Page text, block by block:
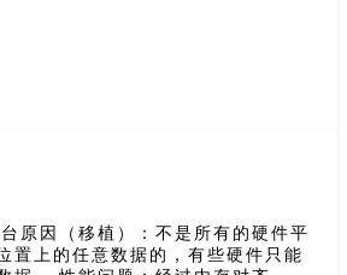
原因（移植）：不是所有的硬件平
置上的任意数据的，有些硬件只能